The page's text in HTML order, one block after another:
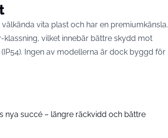
vita plast och har en premiumkänsla.
klassning, vilket innebär bättre skydd mot
Ingen av modellerna är dock byggd för
nya succé – längre räckvidd och bättre